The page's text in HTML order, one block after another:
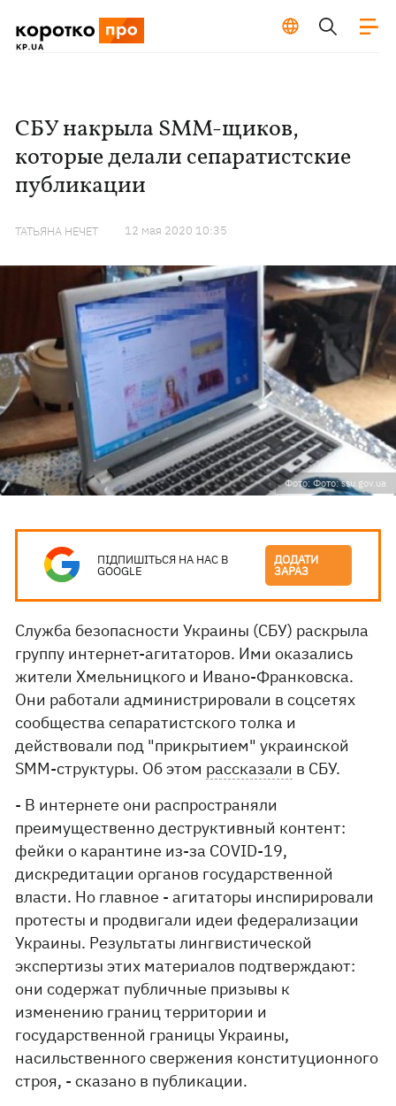
СБУ накрыла SMM-щиков,
которые делали сепаратистские
публикации
ТАТЬЯНА НЕЧЕТ 12 мая 2020 10:35
Фото: Фото: ssu.gov.ua
ПІДПИШІТЬСЯ НА НАС В
GOOGLE
ДОДАТИ
ЗАРАЗ
Служба безопасности Украины (СБУ) раскрыла
группу интернет-агитаторов. Ими оказались
жители Хмельницкого и Ивано-Франковска.
Они работали администрировали в соцсетях
сообщества сепаратистского толка и
действовали под "прикрытием" украинской
SMM-структуры. Об этом рассказали в СБУ.
- В интернете они распространяли
преимущественно деструктивный контент:
фейки о карантине из-за COVID-19,
дискредитации органов государственной
власти. Но главное - агитаторы инспирировали
протесты и продвигали идеи федерализации
Украины. Результаты лингвистической
экспертизы этих материалов подтверждают:
они содержат публичные призывы к
изменению границ территории и
государственной границы Украины,
насильственного свержения конституционного
строя, - сказано в публикации.